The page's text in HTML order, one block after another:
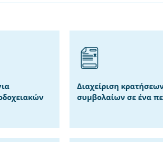
Διαχείριση
συμβολαίων σε ένα